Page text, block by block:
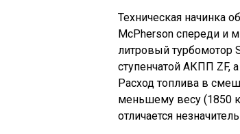
Техническая начинка
McPherson спереди и
литровый турбомотор
ступенчатой АКПП ZF,
Расход топлива в
меньшему весу (1850
отличается